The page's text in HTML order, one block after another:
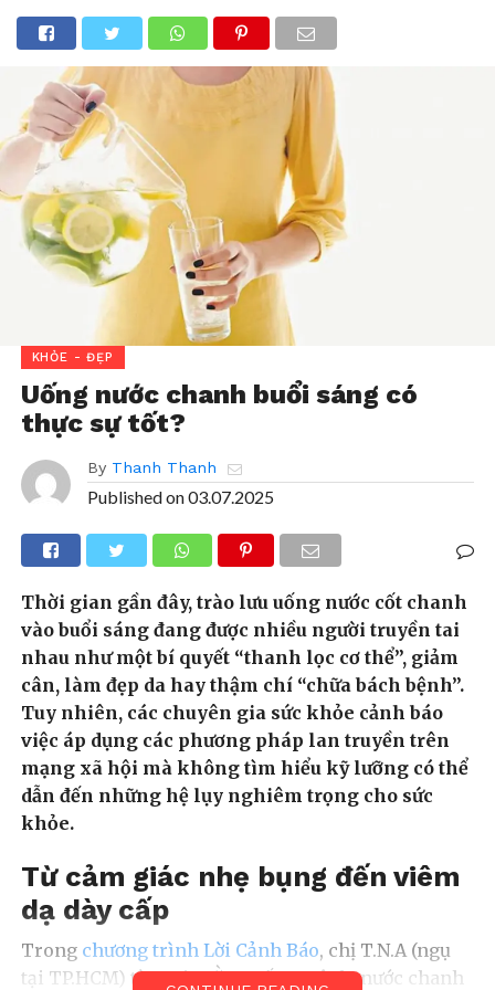
KHỎE - ĐẸP
Uống nước chanh buổi sáng có
thực sự tốt?
By Thanh Thanh
Published on03.07.2025
Thời gian gần đây, trào lưu uống nước cốt chanh
vào buổi sáng đang được nhiều người truyền tai
nhau như một bí quyết “thanh lọc cơ thể”, giảm
cân, làm đẹp da hay thậm chí “chữa bách bệnh”.
Tuy nhiên, các chuyên gia sức khỏe cảnh báo
việc áp dụng các phương pháp lan truyền trên
mạng xã hội mà không tìm hiểu kỹ lưỡng có thể
dẫn đến những hệ lụy nghiêm trọng cho sức
khỏe.
Từ cảm giác nhẹ bụng đến viêm
dạ dày cấp
Trong chương trình Lời Cảnh Báo, chị T.N.A (ngụ
tại TP.HCM) từng tin rằng uống một ly nước chanh